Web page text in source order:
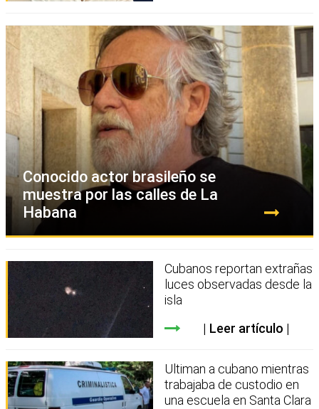
Conocido actor brasileño se
muestra por las calles de La
Habana
Cubanos reportan extrañas
luces observadas desde la
isla
Leer artículo
Ultiman a cubano mientras
trabajaba de custodio en
una escuela en Santa Clara